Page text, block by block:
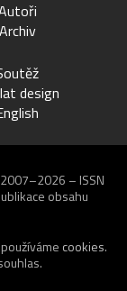
Archiv
design
– ISSN
obsahu
cookies.